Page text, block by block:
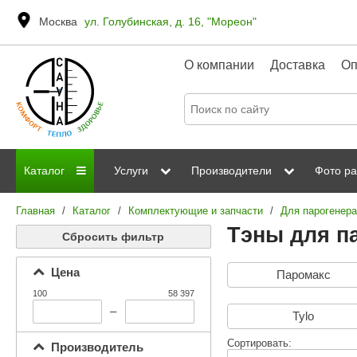
Москва ул. Голубинская, д. 16, "Мореон"
О компании Доставка
Каталог
Дровяные печи
Электрические печи
Услуги
Сауны
ИК сауны
Производители
Grandis Born
Kastor Sawo
Kaledo
Steam and Water Эверест
Фото
Главная / Каталог / Комплектующие и запчасти / Для
Сбросить фильтр
Цена
100
–
58 397
Производитель
Тэны для
Паромакс
Tylo
Сортировать: